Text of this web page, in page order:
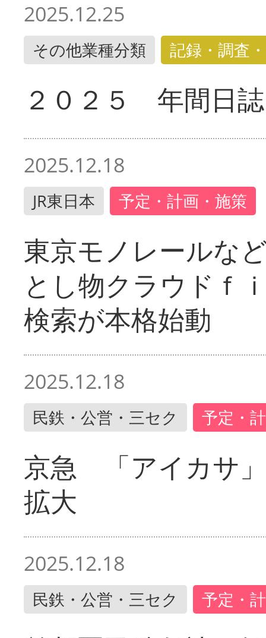
2025.12.25
その他業種分類 記録・調査
２０２５ 年間日誌
2025.12.18
JR東日本 予定・計画・施策
東京モノレールな
とし物クラウドｆ
検索が本格始動
2025.12.18
民鉄・公営・三セク 予定・
京急 「アイカサ
拡大
2025.12.18
民鉄・公営・三セク 予定・